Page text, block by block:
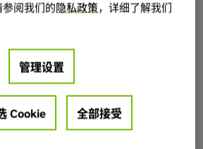
阅我们的隐私政策，详细了解我们
管理设置
Cookie 全部接受